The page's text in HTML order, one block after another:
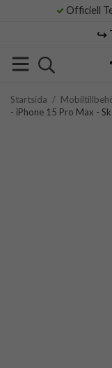
Officiell
↪️
Startsida /
- iPhone 15 Pro Max -